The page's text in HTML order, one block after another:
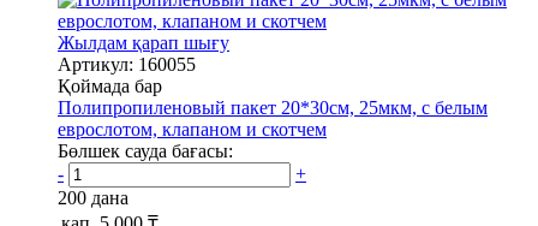
Жылдам қарап шығу
Артикул: 160055
Қоймада бар
Полипропиленовый пакет 20*30см, 25мкм, с белым
еврослотом, клапаном и скотчем
Бөлшек сауда бағасы:
-
+
200 дана